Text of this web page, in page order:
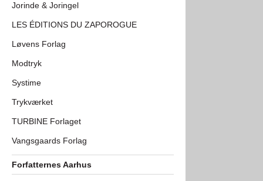
Jorinde & Joringel
LES ÉDITIONS DU ZAPOROGUE
Løvens Forlag
Modtryk
Systime
Trykværket
TURBINE Forlaget
Vangsgaards Forlag
Forfatternes Aarhus